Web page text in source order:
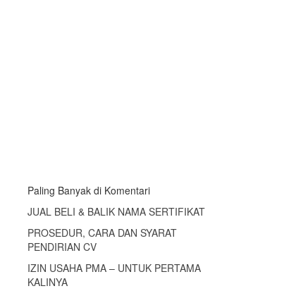
Paling Banyak di Komentari
JUAL BELI & BALIK NAMA SERTIFIKAT
PROSEDUR, CARA DAN SYARAT
PENDIRIAN CV
IZIN USAHA PMA – UNTUK PERTAMA
KALINYA